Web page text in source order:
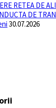
RETEA DE
DE
30.07.2026